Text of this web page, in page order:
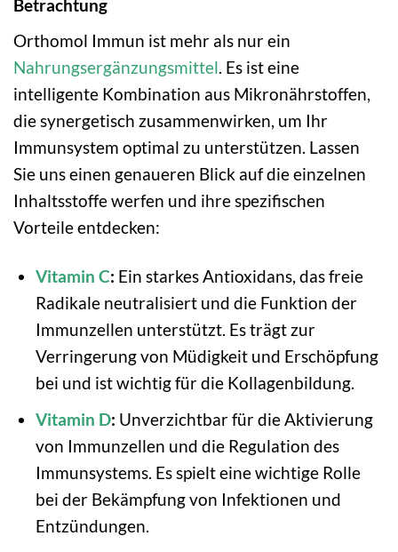
Betrachtung
Orthomol Immun ist mehr als nur ein
Nahrungsergänzungsmittel. Es ist eine
intelligente Kombination aus Mikronährstoffen,
die synergetisch zusammenwirken, um Ihr
Immunsystem optimal zu unterstützen. Lassen
Sie uns einen genaueren Blick auf die einzelnen
Inhaltsstoffe werfen und ihre spezifischen
Vorteile entdecken:
Vitamin C: Ein starkes Antioxidans, das freie
Radikale neutralisiert und die Funktion der
Immunzellen unterstützt. Es trägt zur
Verringerung von Müdigkeit und Erschöpfung
bei und ist wichtig für die Kollagenbildung.
Vitamin D: Unverzichtbar für die Aktivierung
von Immunzellen und die Regulation des
Immunsystems. Es spielt eine wichtige Rolle
bei der Bekämpfung von Infektionen und
Entzündungen.